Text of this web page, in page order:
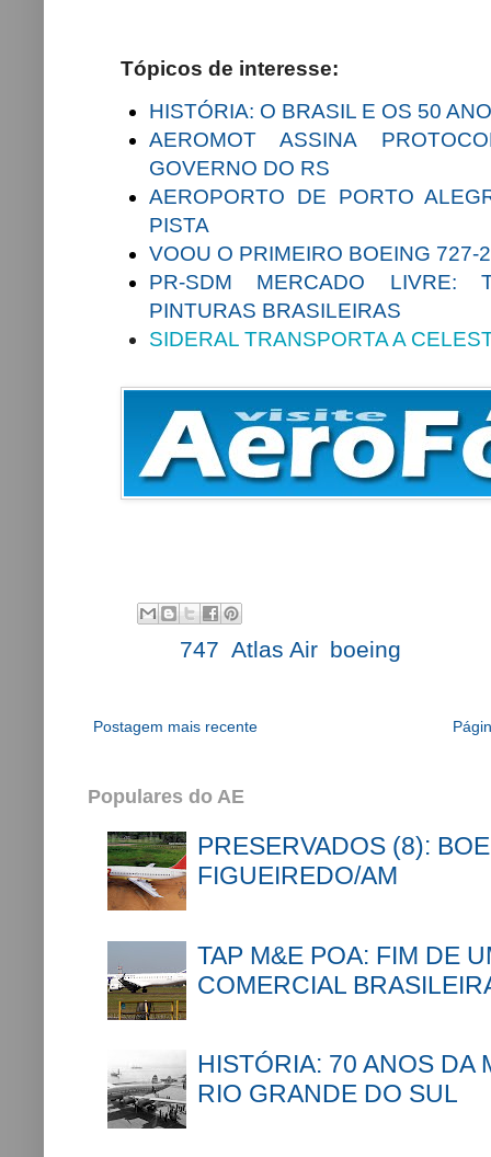
Tópicos de interesse:
HISTÓRIA: O BRASIL E OS 50
AEROMOT ASSINA
GOVERNO DO RS
AEROPORTO DE PORTO
PISTA
VOOU O PRIMEIRO BOEING 727-
PR-SDM MERCADO LIVRE:
PINTURAS BRASILEIRAS
SIDERAL TRANSPORTA A
747 Atlas Air, boeing
Postagem mais recente
Populares do AE
PRESERVADOS (8):
FIGUEIREDO/AM
TAP M&E POA: FIM DE
COMERCIAL
HISTÓRIA: 70 ANOS DA
RIO GRANDE DO SUL